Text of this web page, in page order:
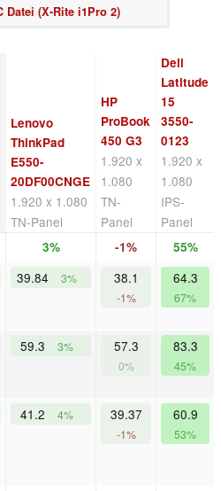
Datei (X-Rite i1Pro 2)
Lenovo
ThinkPad
E550-
20DF00CNGE
1.920 x 1.080
TN-Panel
HP
ProBook
450 G3
1.920 x
1.080
TN-
Panel
Dell
Latitude
15
3550-
0123
1.920 x
1.080
IPS-
Panel
3% -1% 55%
39.84 3% 38.1
-1%
64.3
67%
59.3 3% 57.3
0%
83.3
45%
41.2 4% 39.37
-1%
60.9
53%